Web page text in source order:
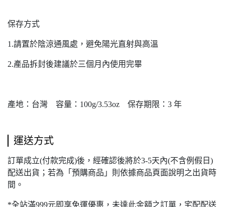
保存方式
1.請置於陰涼通風處，避免陽光直射與高溫
2.產品拆封後建議於三個月內使用完畢
產地：台灣 容量：100g/3.53oz 保存期限：3 年
運送方式
訂單成立(付款完成)後，經確認後將於3-5天內(不含例假日)
配送出貨；若為「預購商品」則依據商品頁面說明之出貨時
間。
*全站滿999元即享免運優惠，未達此金額之訂單，宅配配送